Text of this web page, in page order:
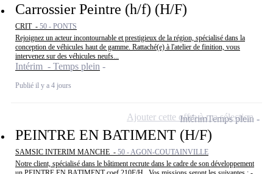
Carrossier Peintre (h/f) (H/F)
CRIT - 50 - PONTS
Rejoignez un acteur incontournable et prestigieux de la région, spécialisé dans la
conception de véhicules haut de gamme. Rattaché(e) à l'atelier de finition, vous
intervenez sur des véhicules neufs...
Intérim - Temps plein
Publié il y a 4 jours
PEINTRE EN BATIMENT (H/F)
SAMSIC INTERIM MANCHE - 50 - AGON-COUTAINVILLE
Notre client, spécialisé dans le bâtiment recrute dans le cadre de son développement
IntérimTemps plein
Ajouter cette offre à ma sélection